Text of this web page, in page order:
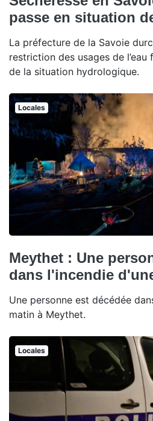
passe en situation
La préfecture de la Savoie
restriction des usages de
de la situation hydrologique.
Locales
Meythet : Une
dans l'incendie
Une personne est décédée
matin à Meythet.
Locales